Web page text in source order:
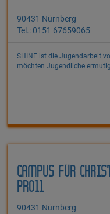
90431 Nürnberg
Tel.: 0151 67659065
SHINE ist die Jugendarbeit
möchten Jugendliche
CAMPUS FÜR
PRO11
90431 Nürnberg